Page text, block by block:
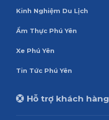
Kinh Nghiệm Du Lịch
Ẩm Thực Phú Yên
Xe Phú Yên
Tin Tức Phú Yên
Hỗ trợ khách hàng